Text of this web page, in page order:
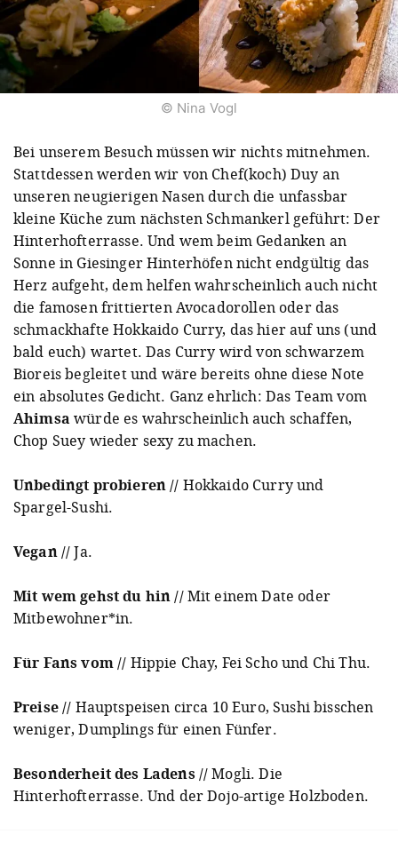
© Nina Vogl
Bei unserem Besuch müssen wir nichts mitnehmen.
Stattdessen werden wir von Chef(koch) Duy an
unseren neugierigen Nasen durch die unfassbar
kleine Küche zum nächsten Schmankerl geführt: Der
Hinterhofterrasse. Und wem beim Gedanken an
Sonne in Giesinger Hinterhöfen nicht endgültig das
Herz aufgeht, dem helfen wahrscheinlich auch nicht
die famosen frittierten Avocadorollen oder das
schmackhafte Hokkaido Curry, das hier auf uns (und
bald euch) wartet. Das Curry wird von schwarzem
Bioreis begleitet und wäre bereits ohne diese Note
ein absolutes Gedicht. Ganz ehrlich: Das Team vom
Ahimsa würde es wahrscheinlich auch schaffen,
Chop Suey wieder sexy zu machen.
Unbedingt probieren // Hokkaido Curry und
Spargel-Sushi.
Vegan //Ja.
Mit wem gehst du hin //Mit einem Date oder
Mitbewohner*in.
Für Fans vom // Hippie Chay, Fei Scho und Chi Thu.
Preise // Hauptspeisen circa 10 Euro, Sushi bisschen
weniger, Dumplings für einen Fünfer.
Besonderheit des Ladens //Mogli. Die
Hinterhofterrasse. Und der Dojo-artige Holzboden.